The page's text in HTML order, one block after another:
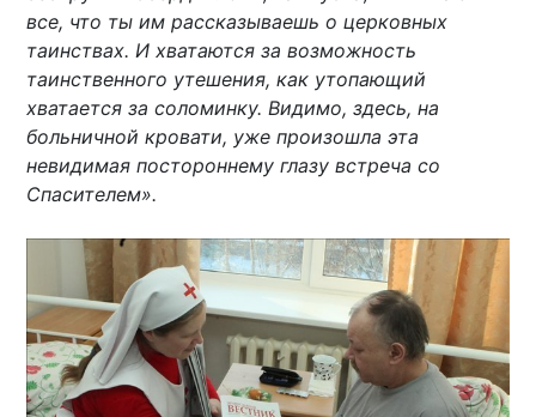
все, что ты им рассказываешь о церковных
таинствах. И хватаются за возможность
таинственного утешения, как утопающий
хватается за соломинку. Видимо, здесь, на
больничной кровати, уже произошла эта
невидимая постороннему глазу встреча со
Спасителем».